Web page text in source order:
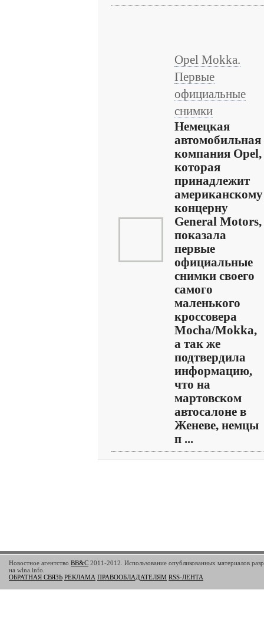
Opel Mokka.
Первые
официальные
снимки
Немецкая
автомобильная
компания Opel,
которая
принадлежит
американскому
концерну
General Motors,
показала
первые
официальные
снимки своего
самого
маленького
кроссовера
Mocha/Mokka,
а так же
подтвердила
информацию,
что на
мартовском
автосалоне в
Женеве, немцы
п ...
Новостное агентство BB&C 2011-2012. Использование опубликованных материалов
на wlna.info.
ОБРАТНАЯ СВЯЗЬ РЕКЛАМА ПРАВООБЛАДАТЕЛЯМ RSS-ЛЕНТА